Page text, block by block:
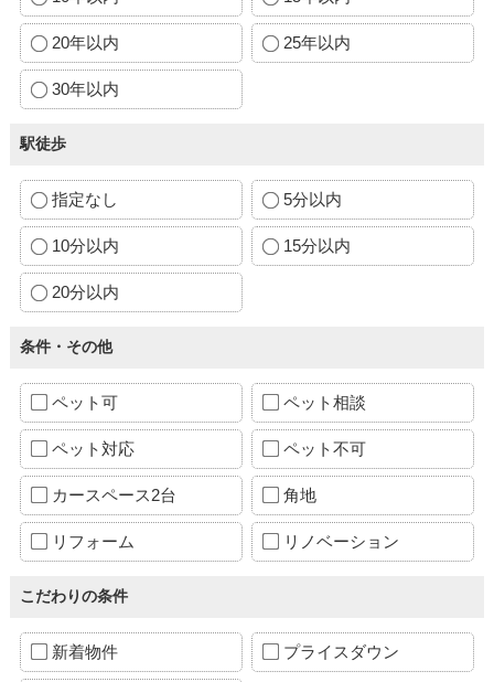
20年以内 25年以内
30年以内
駅徒歩
指定なし 5分以内
10分以内 15分以内
20分以内
条件・その他
ペット可 ペット相談
ペット対応 ペット不可
カースペース2台 角地
リフォーム リノベーション
こだわりの条件
新着物件 プライスダウン